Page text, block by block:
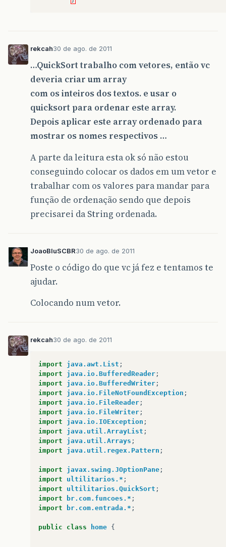
rekcah30 de ago. de 2011
…QuickSort trabalho com vetores, então vc
deveria criar um array
com os inteiros dos textos. e usar o
quicksort para ordenar este array.
Depois aplicar este array ordenado para
mostrar os nomes respectivos …
A parte da leitura esta ok só não estou
conseguindo colocar os dados em um vetor e
trabalhar com os valores para mandar para
função de ordenação sendo que depois
precisarei da String ordenada.
JoaoBluSCBR30 de ago. de 2011
Poste o código do que vc já fez e tentamos te
ajudar.
Colocando num vetor.
rekcah30 de ago. de 2011
import java.awt.List ;
import
java.io.BufferedReader ;
import
java.io.BufferedWriter ;
import
java.io.FileNotFoundException ;
import
java.io.FileReader ;
import
java.io.FileWriter ;
import
java.io.IOException ;
import
java.util.ArrayList ;
import
java.util.Arrays ;
import
java.util.regex.Pattern ;
import javax.swing.JOptionPane ;
import
ultilitarios.* ;
import
ultilitarios.QuickSort ;
import
br.com.funcoes.* ;
import
br.com.entrada.* ;
public class home {